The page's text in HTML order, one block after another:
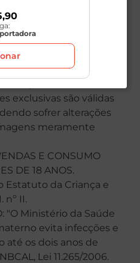
poderá ser alterado
peso variável. Em caso
não será entregue
não será
para menos.
exclusivas são válidas
sofrer alterações
meramente
E CONSUMO
DE 18 ANOS.
Estatuto da Criança e
nº II.
"O Ministério da Saúde
evita infecções e
até os dois anos de
Lei 11.265/2006.
,90